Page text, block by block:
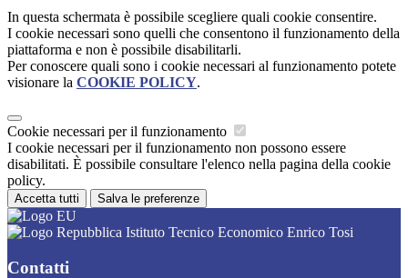
In questa schermata è possibile scegliere quali cookie consentire.
I cookie necessari sono quelli che consentono il funzionamento della
piattaforma e non è possibile disabilitarli.
Per conoscere quali sono i cookie necessari al funzionamento potete
visionare la COOKIE POLICY.
Cookie necessari per il funzionamento
I cookie necessari per il funzionamento non possono essere
disabilitati. È possibile consultare l'elenco nella pagina della cookie
policy.
Accetta tutti Salva le preferenze
Istituto Tecnico Economico Enrico Tosi
Contatti